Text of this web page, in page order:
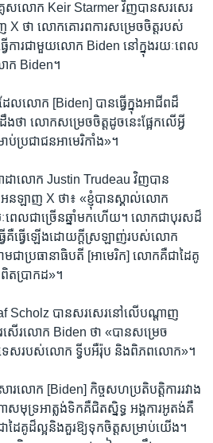
លេស​លោក Keir Starmer វិញ​បាន​សរសេរ​
ថា លោក​គោរព​ការ​សម្រេចចិត្ត​របស់​
ើការ​ជាមួយ​លោក Biden នៅក្នុង​រយៈពេល​
Biden។
ល​លោក [Biden] បាន​ធ្វើ​ក្នុង​អាជីព​ដ៏​
ង​ថា លោក​សម្រេចចិត្ត​ដូច​នេះ​ផ្អែក​លើ​អ្វី​
ប្រជាជន​អាមេរិកាំង»។
ដា​លោក Justin Trudeau វិញ​បាន​
ឡាញ X ថា៖ «ខ្ញុំ​បាន​ស្គាល់​លោក​
ពេល​ជា​ច្រើន​ឆ្នាំ​មក​ហើយ។ លោក​ជា​បុរស​ដ៏​
ើ​គឺ​ធ្វើឡើង​ដោយ​ក្ដី​ស្រឡាញ់​របស់​លោក​
ម​ជា​ប្រធានាធិបតី [អាមេរិក] លោក​គឺជា​ដៃគូ​
ត​ប្រាកដ»។
Scholz បាន​សរសេរ​នៅ​លើ​បណ្ដាញ​
ើរ​លោក Biden ថា «បាន​សម្រេច​
ទេស​របស់​លោក ទ្វីប​អឺរ៉ុប និង​ពិភពលោក»។
រ​លោក [Biden] កិច្ច​សហប្រតិបត្តិការ​រវាង​
ទ្រ​អាត្លង់ទិក​គឺ​ជិតស្និទ្ធ អង្គការ​អូតង់​គឺ​
ដៃគូ​ដ៏​ល្អ​និង​គួរឱ្យ​ទុកចិត្ត​សម្រាប់​យើង។